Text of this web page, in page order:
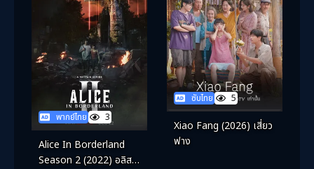
พากย์ไทย 3
Alice In Borderland
Season 2 (2022) อลิสใน
ซับไทย 5
Xiao Fang (2026) เสี่ยว
ฟาง